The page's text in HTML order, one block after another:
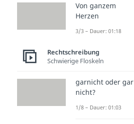
Von ganzem
Herzen
3/3 – Dauer: 01:18
Rechtschreibung
Schwierige Floskeln
garnicht oder gar
nicht?
1/8 – Dauer: 01:03